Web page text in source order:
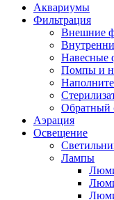
Аквариумы
Фильтрация
Внешние
Навесные
Помпы и
Обратный
Аэрация
Освещение
Лампы